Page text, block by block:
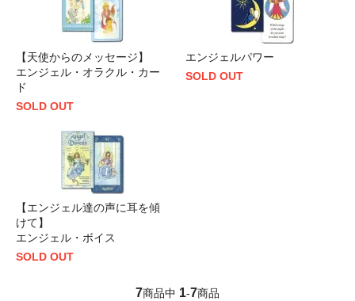
【天使からのメッセージ】
エンジェル・オラクル・カー
ド
SOLD OUT
エンジェルパワー
SOLD OUT
【エンジェル達の声に耳を傾
けて】
エンジェル・ボイス
SOLD OUT
7商品中 1-7商品